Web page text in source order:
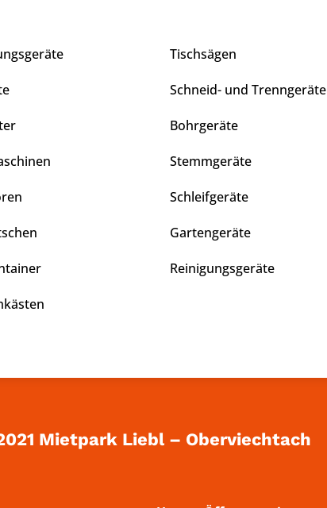
Tischsägen
Schneid- und Trenngeräte
Bohrgeräte
Stemmgeräte
Schleifgeräte
Gartengeräte
Reinigungsgeräte
Mietpark Liebl – Oberviechtach